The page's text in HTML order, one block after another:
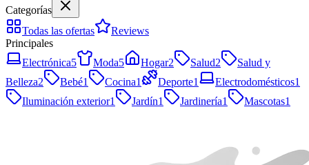
Categorías
Todas las ofertas
Reviews
Principales
Electrónica5 Moda5 Hogar2 Salud2
Salud y
Belleza2 Bebé1 Cocina1 Deporte1 Electrodomésticos1
Iluminación exterior1 Jardín1 Jardinería1 Mascotas1